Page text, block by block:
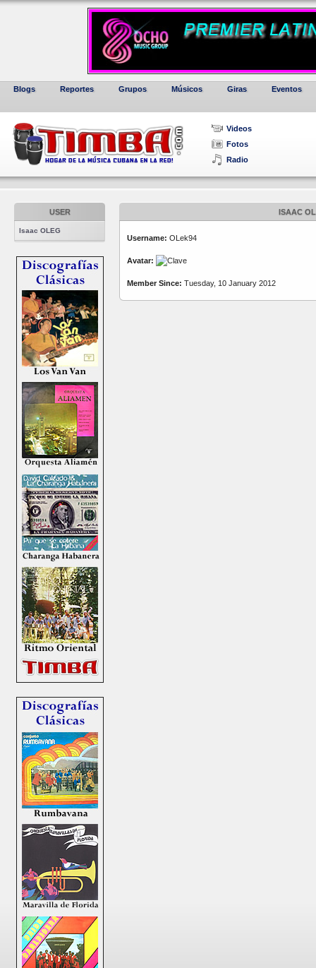
Blogs Reportes Grupos Músicos Giras Eventos
Videos
Fotos
Radio
USER
Isaac OLEG
ISAAC
Username: OLek94
Avatar:
Member Since: Tuesday, 10 January 2012